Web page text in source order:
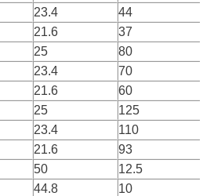
23.4
44
21.6
37
25
80
23.4
70
21.6
60
25
125
23.4
110
21.6
93
50
12.5
44.8
10